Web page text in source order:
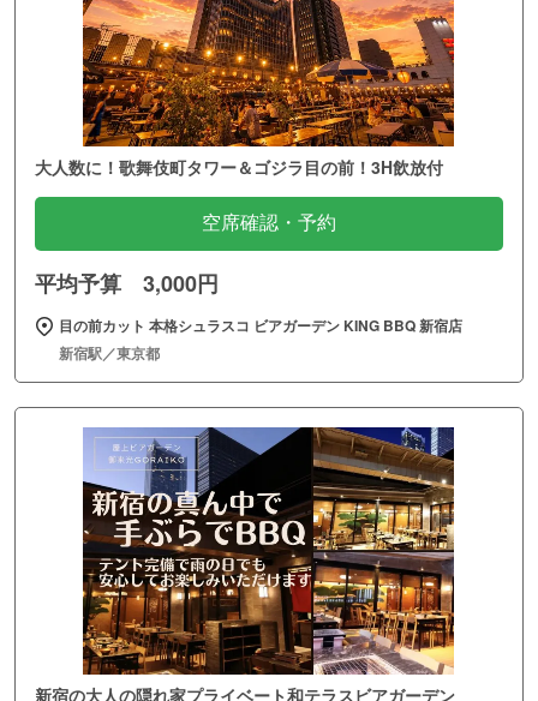
大人数に！歌舞伎町タワー＆ゴジラ目の前！3H飲放付
空席確認・予約
平均予算 3,000円
目の前カット 本格シュラスコ ビアガーデン KING BBQ 新宿店
新宿駅／東京都
新宿の大人の隠れ家プライベート和テラスビアガーデン